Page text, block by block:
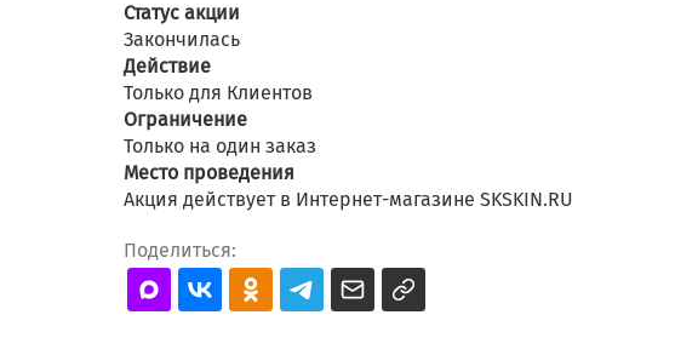
Статус акции
Закончилась
Действие
Только для Клиентов
Ограничение
Только на один заказ
Место проведения
Акция действует в Интернет-магазине SKSKIN.RU
Поделиться: